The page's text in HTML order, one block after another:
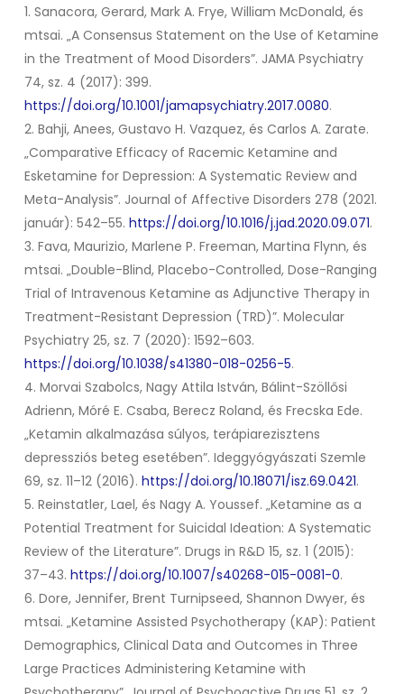
1. Sanacora, Gerard, Mark A. Frye, William McDonald, és
mtsai. „A Consensus Statement on the Use of Ketamine
in the Treatment of Mood Disorders”. JAMA Psychiatry
74, sz. 4 (2017): 399.
https://doi.org/10.1001/jamapsychiatry.2017.0080.
2. Bahji, Anees, Gustavo H. Vazquez, és Carlos A. Zarate.
„Comparative Efficacy of Racemic Ketamine and
Esketamine for Depression: A Systematic Review and
Meta-Analysis”. Journal of Affective Disorders 278 (2021.
január): 542–55. https://doi.org/10.1016/j.jad.2020.09.071.
3. Fava, Maurizio, Marlene P. Freeman, Martina Flynn, és
mtsai. „Double-Blind, Placebo-Controlled, Dose-Ranging
Trial of Intravenous Ketamine as Adjunctive Therapy in
Treatment-Resistant Depression (TRD)”. Molecular
Psychiatry25, sz. 7 (2020): 1592–603.
https://doi.org/10.1038/s41380-018-0256-5.
4. Morvai Szabolcs, Nagy Attila István, Bálint-Szöllősi
Adrienn, Móré E. Csaba, Berecz Roland, és Frecska Ede.
„Ketamin alkalmazása súlyos, terápiarezisztens
depressziós beteg esetében”. Ideggyógyászati Szemle
69, sz. 11–12 (2016). https://doi.org/10.18071/isz.69.0421.
5. Reinstatler, Lael, és Nagy A. Youssef. „Ketamine as a
Potential Treatment for Suicidal Ideation: A Systematic
Review of the Literature”. Drugs in R&D 15, sz. 1 (2015):
37–43. https://doi.org/10.1007/s40268-015-0081-0.
6. Dore, Jennifer, Brent Turnipseed, Shannon Dwyer, és
mtsai. „Ketamine Assisted Psychotherapy (KAP): Patient
Demographics, Clinical Data and Outcomes in Three
Large Practices Administering Ketamine with